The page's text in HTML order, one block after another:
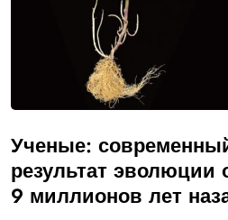
Ученые:
результат эволюции
9 миллионов лет